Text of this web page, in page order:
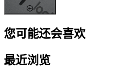
您可能还会喜欢
最近浏览